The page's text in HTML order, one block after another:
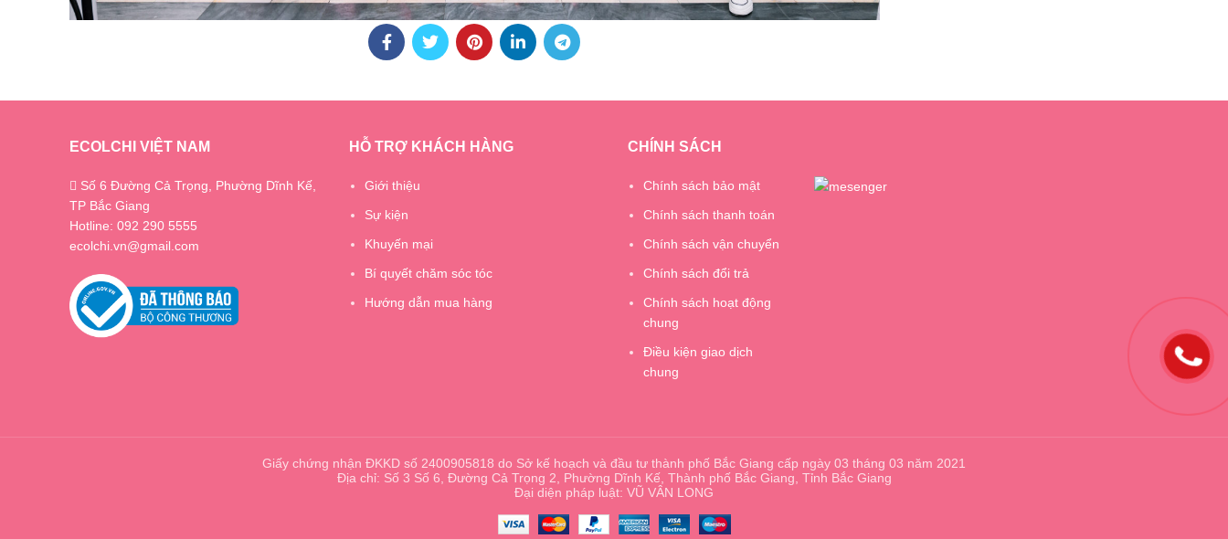
ECOLCHI VIỆT NAM
Số 6 Đường Cả Trọng, Phường Dĩnh Kế,
TP Bắc Giang
Hotline: 092 290 5555
ecolchi.vn@gmail.com
HỖ TRỢ KHÁCH HÀNG
Giới thiệu
Sự kiện
Khuyến mại
Bí quyết chăm sóc tóc
Hướng dẫn mua hàng
CHÍNH SÁCH
Chính sách bảo mật
Chính sách thanh toán
Chính sách vận chuyển
Chính sách đổi trả
Chính sách hoạt động
chung
Điều kiện giao dịch
chung
Giấy chứng nhận ĐKKD số 2400905818 do Sở kế hoạch và đầu tư thành phố Bắc Giang cấp ngày 03 tháng 03 năm 2021
Địa chỉ: Số 3 Số 6, Đường Cả Trọng 2, Phường Dĩnh Kế, Thành phố Bắc Giang, Tỉnh Bắc Giang
Đại diện pháp luật: VŨ VÂN LONG